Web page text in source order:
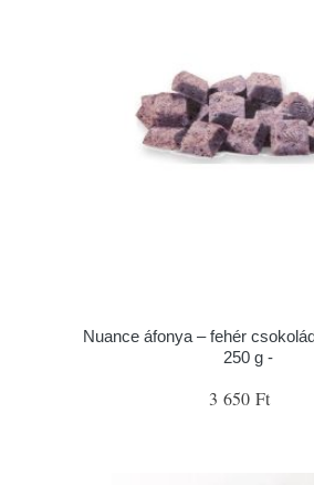
Nuance áfonya – fehér
250 g -
3 650 Ft